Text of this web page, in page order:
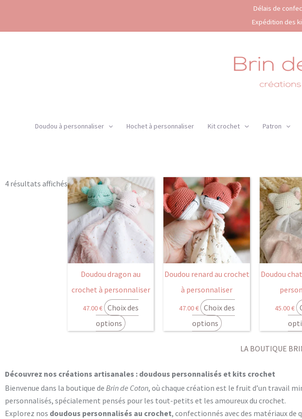
contenu
Délais de
Expédition des
Doudou à personnaliser Hochet à personnaliser Kit crochet Patron
4 résultats affichésTrié
par
popularité
Doudou dragon au
crochet à personnaliser
47.00€ Choix des
options
Doudou renard au crochet
à personnaliser
47.00€ Choix des
options
Doudou
45.00€
LA BOUTIQUE
Découvrez nos créations artisanales : doudous personnalisés et kits crochet
Bienvenue dans la boutique de Brin de Coton, où chaque création est le fruit d’un travail
personnalisés, spécialement pensés pour les tout-petits et les amoureux du crochet.
Explorez nos doudous personnalisés au crochet, confectionnés avec des matériaux